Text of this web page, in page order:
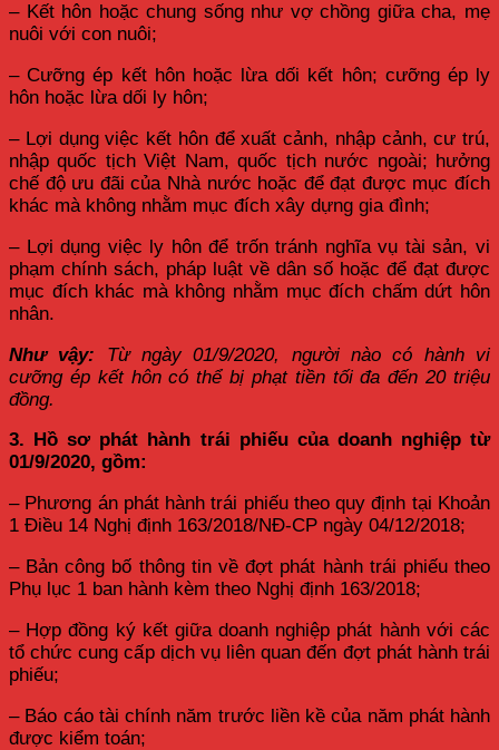
– Kết hôn hoặc chung sống như vợ chồng giữa cha, mẹ
nuôi với con nuôi;
– Cưỡng ép kết hôn hoặc lừa dối kết hôn; cưỡng ép ly
hôn hoặc lừa dối ly hôn;
– Lợi dụng việc kết hôn để xuất cảnh, nhập cảnh, cư trú,
nhập quốc tịch Việt Nam, quốc tịch nước ngoài; hưởng
chế độ ưu đãi của Nhà nước hoặc để đạt được mục đích
khác mà không nhằm mục đích xây dựng gia đình;
– Lợi dụng việc ly hôn để trốn tránh nghĩa vụ tài sản, vi
phạm chính sách, pháp luật về dân số hoặc để đạt được
mục đích khác mà không nhằm mục đích chấm dứt hôn
nhân.
Như vậy: Từ ngày 01/9/2020, người nào có hành vi
cưỡng ép kết hôn có thể bị phạt tiền tối đa đến 20 triệu
đồng.
3. Hồ sơ phát hành trái phiếu của doanh nghiệp từ
01/9/2020, gồm:
– Phương án phát hành trái phiếu theo quy định tại Khoản
1 Điều 14 Nghị định 163/2018/NĐ-CP ngày 04/12/2018;
– Bản công bố thông tin về đợt phát hành trái phiếu theo
Phụ lục 1 ban hành kèm theo Nghị định 163/2018;
– Hợp đồng ký kết giữa doanh nghiệp phát hành với các
tổ chức cung cấp dịch vụ liên quan đến đợt phát hành trái
phiếu;
– Báo cáo tài chính năm trước liền kề của năm phát hành
được kiểm toán;